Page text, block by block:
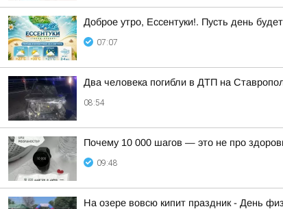
Доброе утро, Ессентуки!. Пусть день
07:07
Два человека погибли в ДТП на
08:54
Почему 10 000 шагов — это не про
09:48
На озере вовсю кипит праздник - День